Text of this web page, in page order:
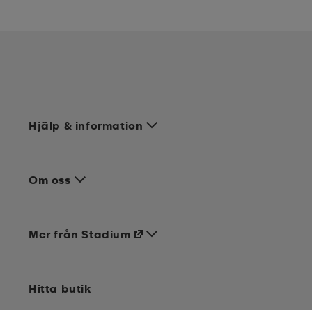
Hjälp & information
Om oss
Mer från Stadium
Hitta butik